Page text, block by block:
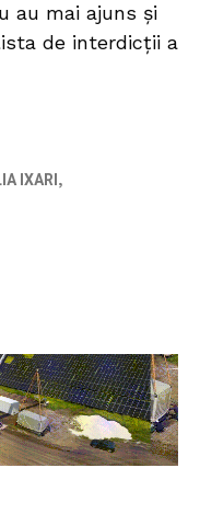
au mai ajuns și
de interdicții a
IXARI